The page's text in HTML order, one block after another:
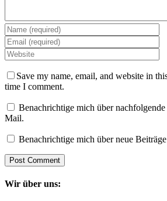
Save my name, email, and website in
time I comment.
Benachrichtige mich über
Mail.
Benachrichtige mich über neue
Wir über uns: